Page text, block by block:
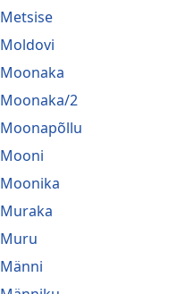
Metsise
Moldovi
Moonaka
Moonaka/2
Moonapõllu
Mooni
Moonika
Muraka
Muru
Männi